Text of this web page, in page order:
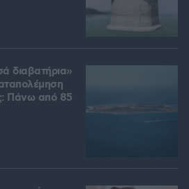
διαβατήρια»
Πάνω από 85